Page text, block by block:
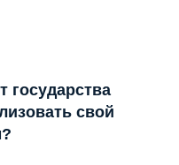
государства
свой